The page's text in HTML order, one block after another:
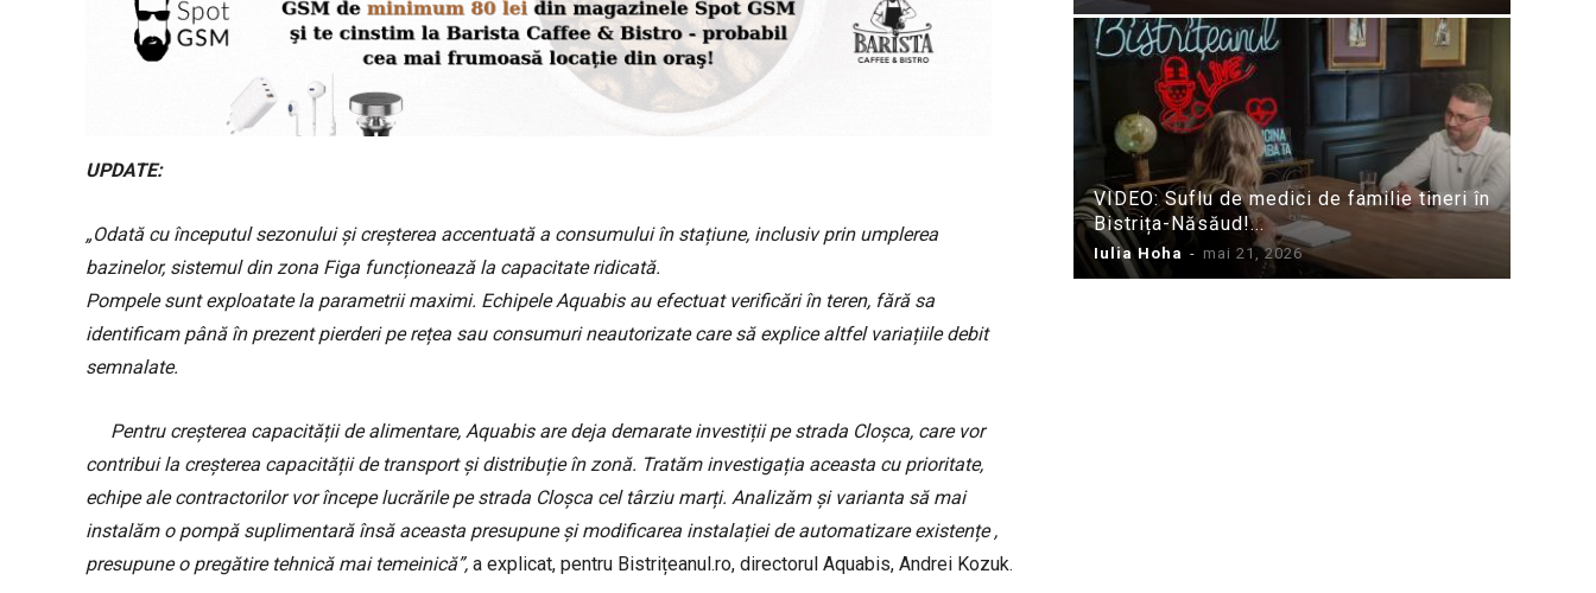
UPDATE:
„Odată cu începutul sezonului și creșterea accentuată a consumului în stațiune, inclusiv prin umplerea
bazinelor, sistemul din zona Figa funcționează la capacitate ridicată.
Pompele sunt exploatate la parametrii maximi. Echipele Aquabis au efectuat verificări în teren, fără sa
identificam până în prezent pierderi pe rețea sau consumuri neautorizate care să explice altfel variațiile debit
semnalate.
Pentru creșterea capacității de alimentare, Aquabis are deja demarate investiții pe strada Cloșca, care vor
contribui la creșterea capacității de transport și distribuție în zonă. Tratăm investigația aceasta cu prioritate,
echipe ale contractorilor vor începe lucrările pe strada Cloșca cel târziu marți. Analizăm și varianta să mai
instalăm o pompă suplimentară însă aceasta presupune și modificarea instalației de automatizare existențe ,
presupune o pregătire tehnică mai temeinică”, a explicat, pentru Bistrițeanul.ro, directorul Aquabis, Andrei Kozuk.
VIDEO: Suflu de medici de familie tineri în
Bistrița-Năsăud!...
Iulia Hoha - mai 21, 2026